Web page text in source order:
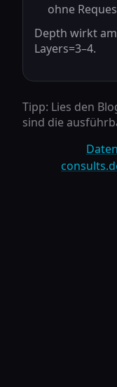
ohne
Depth wirkt
Layers=3–4.
Tipp: Lies den
sind die